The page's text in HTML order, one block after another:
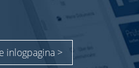
inlogpagina >